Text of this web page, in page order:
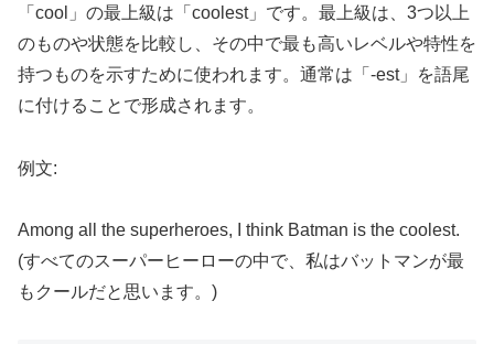
「cool」の最上級は「coolest」です。最上級は、3つ以上
のものや状態を比較し、その中で最も高いレベルや特性を
持つものを示すために使われます。通常は「-est」を語尾
に付けることで形成されます。
例文:
Among all the superheroes, I think Batman is the coolest.
(すべてのスーパーヒーローの中で、私はバットマンが最
もクールだと思います。)